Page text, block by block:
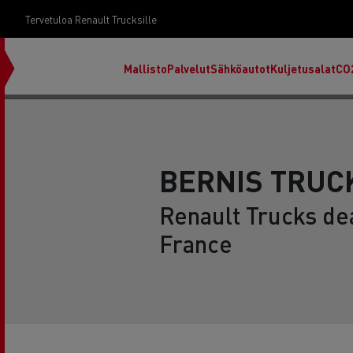
Tervetuloa Renault Trucksille
MallistoPalvelutSähköautotKuljetusalat
BERNIS
Renault Trucks
France